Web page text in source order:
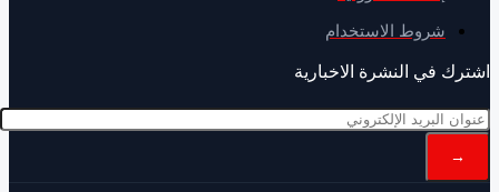
شروط الاستخدام
في النشرة الاخبارية